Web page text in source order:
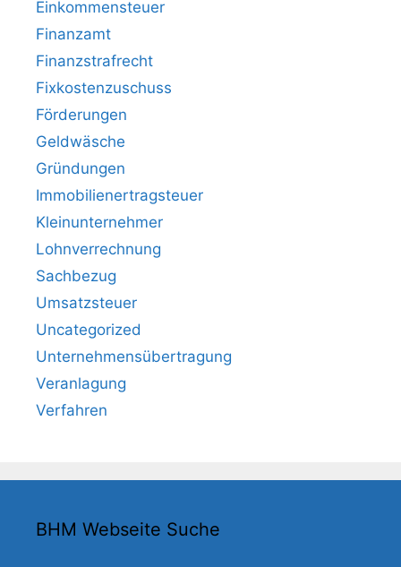
Einkommensteuer
Finanzamt
Finanzstrafrecht
Fixkostenzuschuss
Förderungen
Geldwäsche
Gründungen
Immobilienertragsteuer
Kleinunternehmer
Lohnverrechnung
Sachbezug
Umsatzsteuer
Uncategorized
Unternehmensübertragung
Veranlagung
Verfahren
BHM Webseite Suche